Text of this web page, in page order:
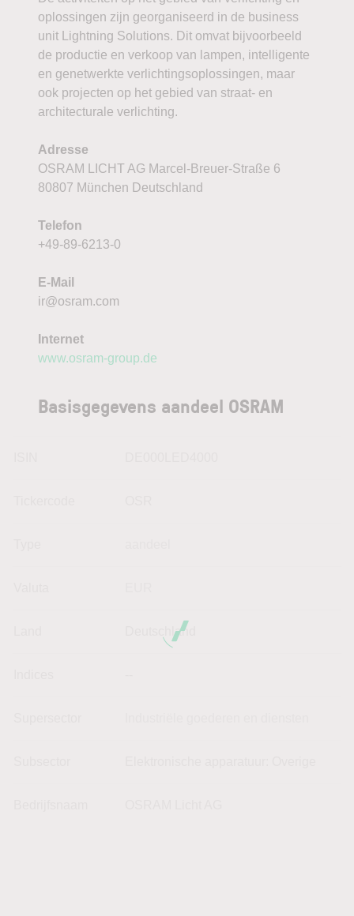
oplossingen zijn georganiseerd in de business
unit Lightning Solutions. Dit omvat bijvoorbeeld
de productie en verkoop van lampen, intelligente
en genetwerkte verlichtingsoplossingen, maar
ook projecten op het gebied van straat- en
architecturale verlichting.
Adresse
OSRAM LICHT AG Marcel-Breuer-Straße 6
80807 München Deutschland
Telefon
+49-89-6213-0
E-Mail
ir@osram.com
Internet
www.osram-group.de
Basisgegevens aandeel OSRAM
Deutschland